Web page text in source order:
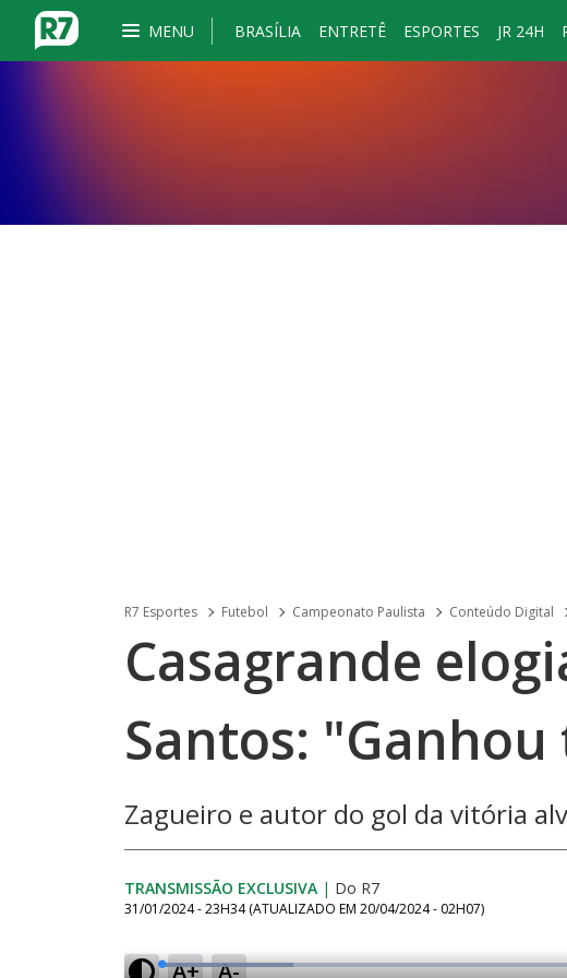
MENU BRASÍLIA ENTRETÊ ESPORTES JR 24H
R7 Esportes Futebol Campeonato Paulista Conteúdo Digital
Casagrande
Santos: "Ganhou
Zagueiro e autor do gol da vitória
TRANSMISSÃO EXCLUSIVA | Do R7
31/01/2024 - 23H34 (ATUALIZADO EM 20/04/2024 - 02H07)
A+ A-
L